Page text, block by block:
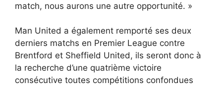
match, nous aurons une autre opportunité. »
Man United a également remporté ses deux
derniers matchs en Premier League contre
Brentford et Sheffield United, ils seront donc à
la recherche d’une quatrième victoire
consécutive toutes compétitions confondues